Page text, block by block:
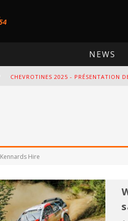
NEWS
CHEVROTINES 2025 - PRÉSENTATION
Kennards Hire